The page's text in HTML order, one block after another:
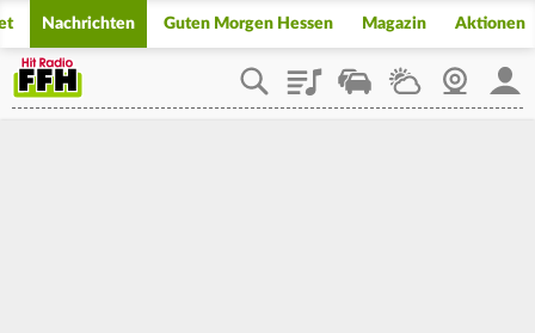
Nachrichten Guten Morgen Hessen Magazin Aktionen
PlaylistStaupilotWetterWebcam